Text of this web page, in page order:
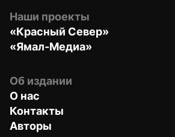
Наши проекты
«Красный Север»
«Ямал-Медиа»
Об издании
О нас
Контакты
Авторы